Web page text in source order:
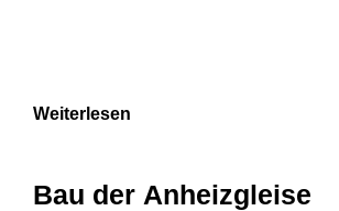
Weiterlesen
Bau der Anheizgleise